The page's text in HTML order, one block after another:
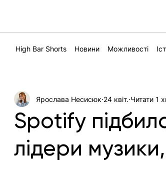
High Bar Shorts Новини Можливості
Spotify
лідери
Ярослава Несисюк 24 квіт. Читати 1